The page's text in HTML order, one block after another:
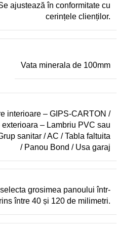
ajustează în conformitate cu
cerințele clienților.
Vata minerala de 100mm
interioare – GIPS-CARTON /
exterioara – Lambriu PVC sau
sanitar / AC / Tabla faltuita
/ Panou Bond / Usa garaj
grosimea panoului într-
între 40 și 120 de milimetri.